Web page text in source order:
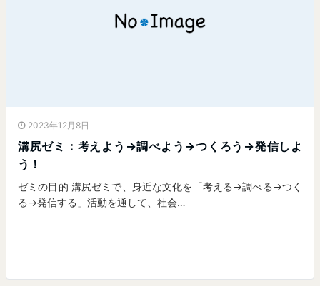
2023年12月8日
溝尻ゼミ：考えよう→調べよう→つくろう→発信しよ
う！
ゼミの目的 溝尻ゼミで、身近な文化を「考える→調べる→つく
る→発信する」活動を通して、社会…